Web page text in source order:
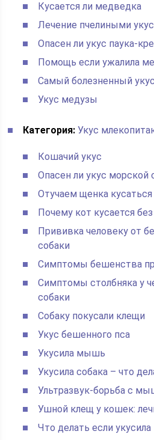
Кусается ли медведка
Лечение пчелиными
Опасен ли укус паука-
Помощь если ужалила
Самый болезненный
Укус медузы
Категория: Укус
Кошачий укус
Опасен ли укус морской
Отучаем щенка кусаться
Почему кот кусается
Прививка человеку от
собаки
Симптомы бешенства
Симптомы столбняка у
собаки
Собаку покусали клещи
Укус бешенного пса
Укусила мышь
Укусила собака – что
Ультразвук-борьба с
Ушной клещ у кошек:
Что делать если